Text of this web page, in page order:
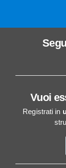
Vuoi
Registrati in